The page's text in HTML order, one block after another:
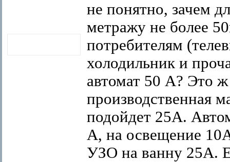
не понятно, зачем
метражу не более
потребителям
холодильник и
автомат 50 А? Это ж
производственная
подойдет 25А.
А, на освещение
УЗО на ванну 25А.